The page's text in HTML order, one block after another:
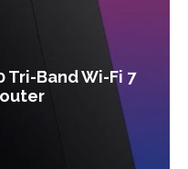
Tri-Band Wi-Fi 7